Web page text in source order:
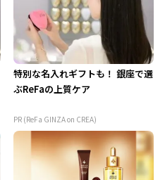
特別な名入れギフトも！ 銀座で選
ぶReFaの上質ケア
PR (ReFa GINZA on CREA)